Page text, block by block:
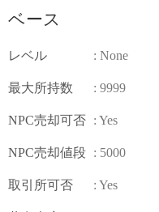
ベース
レベル : None
最大所持数 : 9999
NPC売却可否 : Yes
NPC売却値段 : 5000
取引所可否 : Yes